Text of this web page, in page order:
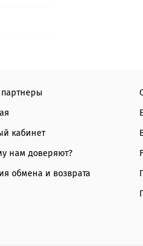
кабинет
нам доверяют?
обмена и возврата